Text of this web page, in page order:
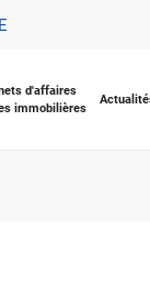
d'affaires
immobilières